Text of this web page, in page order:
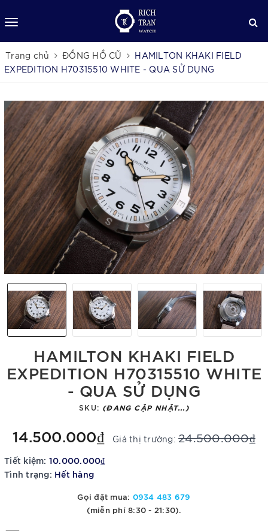
Trang chủ ĐỒNG HỒ CŨ
HAMILTON KHAKI FIELD
EXPEDITION H70315510 WHITE - QUA SỬ DỤNG
HAMILTON KHAKI FIELD
EXPEDITION H70315510 WHITE
- QUA SỬ DỤNG
SKU: (ĐANG CẬP NHẬT...)
14.500.000₫ Giá thị trường:24.500.000₫
Tiết kiệm: 10.000.000₫
Tình trạng: Hết hàng
Gọi đặt mua: 0934 483 679
(miễn phí 8:30 - 21:30).